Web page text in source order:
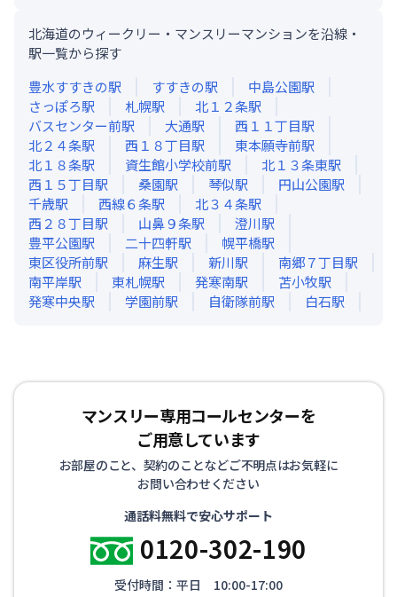
北海道のウィークリー・マンスリーマンションを沿線・
駅一覧から探す
豊水すすきの駅 すすきの駅 中島公園駅
さっぽろ駅 札幌駅 北１２条駅
バスセンター前駅 大通駅 西１１丁目駅
北２４条駅 西１８丁目駅 東本願寺前駅
北１８条駅 資生館小学校前駅 北１３条東駅
西１５丁目駅 桑園駅 琴似駅 円山公園駅
千歳駅 西線６条駅 北３４条駅
西２８丁目駅 山鼻９条駅 澄川駅
豊平公園駅 二十四軒駅 幌平橋駅
東区役所前駅 麻生駅 新川駅 南郷７丁目駅
南平岸駅 東札幌駅 発寒南駅 苫小牧駅
発寒中央駅 学園前駅 自衛隊前駅 白石駅
マンスリー専用コールセンターを
ご用意しています
お部屋のこと、契約のことなどご不明点はお気軽に
お問い合わせください
通話料無料で安心サポート
0120-302-190
受付時間：平日 10:00-17:00